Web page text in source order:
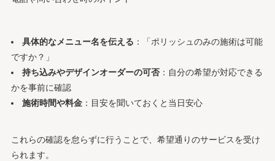
具体的なメニュー名を伝える ：「ポリッシュのみの施術は可能
ですか？」
持ち込みやデザインオーダーの可否：自分の希望が対応できる
かを事前に確認
施術時間や料金 ：目安を聞いておくと当日安心
これらの確認を怠らずに行うことで、希望通りのサービスを受け
られます。